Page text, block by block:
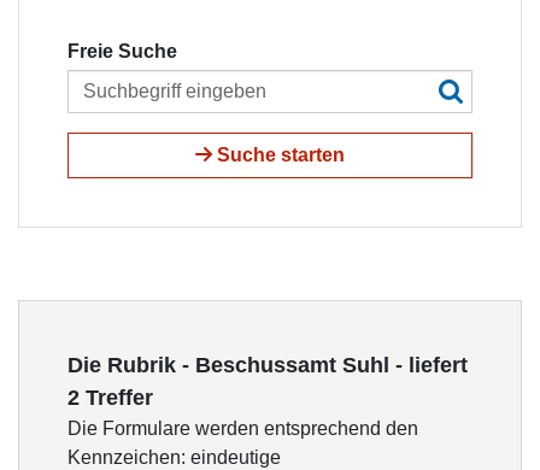
Freie Suche
Suche starten
Die Rubrik - Beschussamt Suhl - liefert
2 Treffer
Die Formulare werden entsprechend den
Kennzeichen: eindeutige